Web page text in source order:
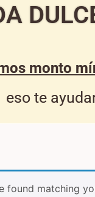
monto
te
found matching